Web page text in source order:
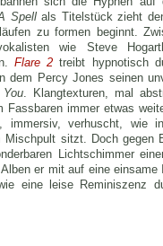
Spellals Titelstück zieht
zu formen beginnt.
wie Steve
Flare 2 treibt hypnotisch
dem Percy Jones seinen
. Klangtexturen, mal
Fassbaren immer etwas
immersiv, verhuscht, wie
Mischpult sitzt. Doch
Lichtschimmer
er mit auf eine einsame
eine leise Reminiszenz